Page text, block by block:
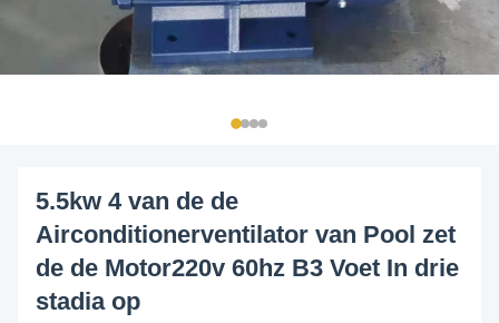
5.5kw 4 van de de
Airconditionerventilator van Pool zet
de de Motor220v 60hz B3 Voet In drie
stadia op